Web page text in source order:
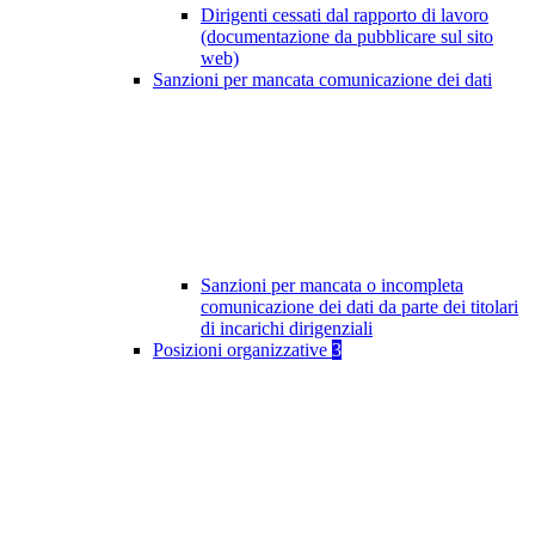
Dirigenti cessati dal rapporto di lavoro
(documentazione da pubblicare sul sito
web)
Sanzioni per mancata comunicazione dei dati
Sanzioni per mancata o incompleta
comunicazione dei dati da parte dei titolari
di incarichi dirigenziali
Posizioni organizzative 3